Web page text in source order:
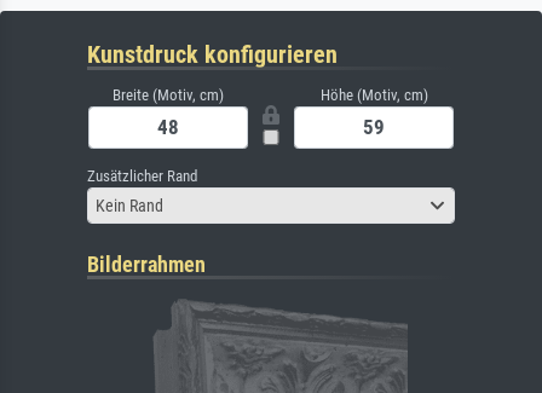
Kunstdruck konfigurieren
Breite (Motiv, cm) Höhe (Motiv, cm)
Zusätzlicher Rand
Kein Rand
Bilderrahmen